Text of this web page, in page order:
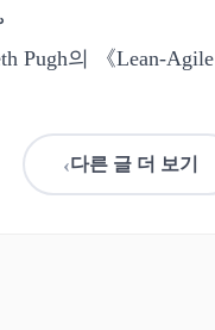
Pugh의 《Lean-
‹다른 글 더 보기